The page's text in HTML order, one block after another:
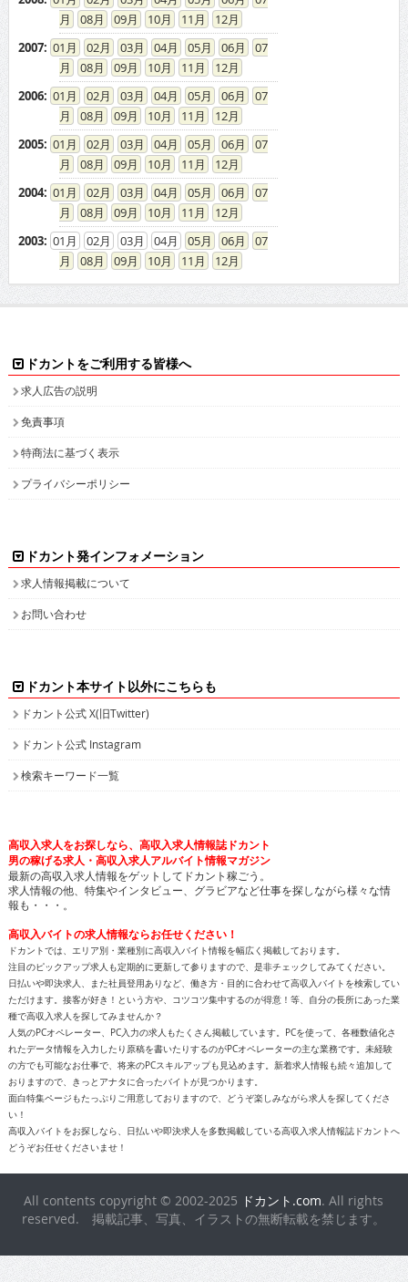
08
09 10 11
12
2007: 01 02 03 04 05 06
07
08
09 10 11
12
2006: 01 02 03 04 05 06
07
08
09 10 11
12
2005: 01 02 03 04 05 06
07
08
09 10 11
12
2004: 01 02 03 04 05 06
07
08
09 10 11
12
2003: 01 02 03 04 05 06
07
08
09 10 11 12
ドカントをご利用する皆様へ
求人広告の説明
免責事項
特商法に基づく表示
プライバシーポリシー
ドカント発インフォメーション
求人情報掲載について
お問い合わせ
ドカント本サイト以外にこちらも
ドカント公式 X(旧Twitter)
ドカント公式 Instagram
検索キーワード一覧
高収入求人をお探しなら、高収入求人情報誌ドカント
男の稼げる求人・高収入求人アルバイト情報マガジン
最新の高収入求人情報をゲットしてドカント稼ごう。
求人情報の他、特集やインタビュー、グラビアなど仕事を探しながら様々な情
報も・・・。
高収入バイトの求人情報ならお任せください！
ドカントでは、エリア別・業種別に高収入バイト情報を幅広く掲載しております。
注目のピックアップ求人も定期的に更新して参りますので、是非チェックしてみてください。
日払いや即決求人、また社員登用ありなど、働き方・目的に合わせて高収入バイトを検索してい
ただけます。接客が好き！という方や、コツコツ集中するのが得意！等、自分の長所にあった業
種で高収入求人を探してみませんか？
人気のPCオペレーター、PC入力の求人もたくさん掲載しています。PCを使って、各種数値化さ
れたデータ情報を入力したり原稿を書いたりするのがPCオペレーターの主な業務です。未経験
の方でも可能なお仕事で、将来のPCスキルアップも見込めます。新着求人情報も続々追加して
おりますので、きっとアナタに合ったバイトが見つかります。
面白特集ページもたっぷりご用意しておりますので、どうぞ楽しみながら求人を探してくださ
い！
高収入バイトをお探しなら、日払いや即決求人を多数掲載している高収入求人情報誌ドカントへ
どうぞお任せくださいませ！
All contents copyright © 2002-2025 ドカント.com. All rights
reserved. 掲載記事、写真、イラストの無断転載を禁じます。